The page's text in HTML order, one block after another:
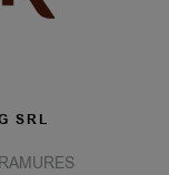
SRL